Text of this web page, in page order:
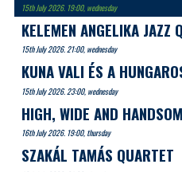
15th July 2026. 19:00, wednesday
KELEMEN ANGELIKA JAZZ
15th July 2026. 21:00, wednesday
KUNA VALI ÉS A
15th July 2026. 23:00, wednesday
HIGH, WIDE AND
16th July 2026. 19:00, thursday
SZAKÁL TAMÁS QUARTET